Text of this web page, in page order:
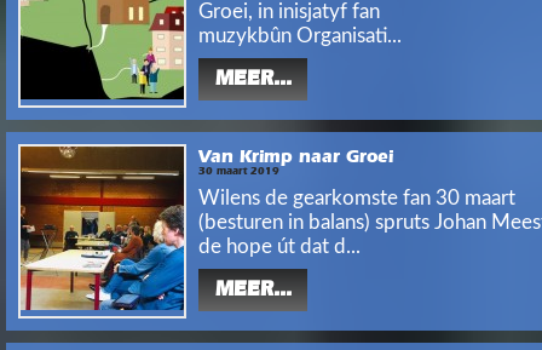
Groei, in inisjatyf fan
muzykbûn Organisati...
MEER...
Van Krimp naar Groei
30 maart 2019
Wilens de gearkomste fan 30 maart
(besturen in balans) spruts Johan
de hope út dat d...
MEER...